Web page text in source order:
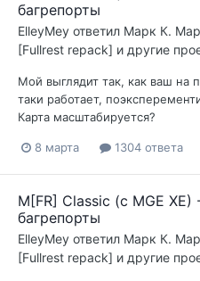
багрепорты
ElleyMey ответил Марк К.
[Fullrest repack] и другие
Мой выглядит так, как ваш на
таки работает,
Карта масштабируется?
8 марта 1304 ответа
M[FR] Classic (с MGE
багрепорты
ElleyMey ответил Марк К.
[Fullrest repack] и другие